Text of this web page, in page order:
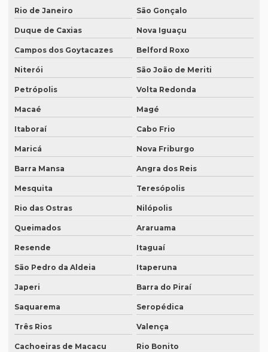
Empresa de degravação de vídeo em campinas
Empresa de degravação whatsapp em curitiba
Empresa de legendagem
Empresa de legendagem de filmes
Empresa de legendagem de filmes em sp
Empresa de legendagem em inglês
Empresa de legendagem sp
Empresa de legendagem de vídeos em espanhol
Empresa que apostila tradução juramentada
Empresa que apostila tradução juramentada em campinas
Empresa que apostila tradução juramentada em porto alegre
Empresa que faz tradução simultânea em curitiba
Empresa que faz tradução simultânea em recife
Rio de Janeiro São Gonçalo
Duque de Caxias Nova Iguaçu
Campos dos Goytacazes Belford Roxo
Niterói São João de Meriti
Petrópolis Volta Redonda
Macaé Magé
Itaboraí Cabo Frio
Maricá Nova Friburgo
Barra Mansa Angra dos Reis
Mesquita Teresópolis
Rio das Ostras Nilópolis
Queimados Araruama
Resende Itaguaí
São Pedro da Aldeia Itaperuna
Japeri Barra do Piraí
Saquarema Seropédica
Três Rios Valença
Cachoeiras de Macacu Rio Bonito